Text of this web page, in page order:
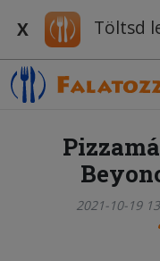
X Töltsd
2021-10-19